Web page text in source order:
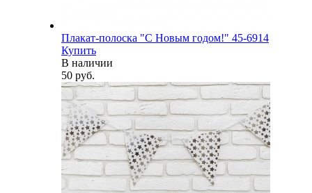
Плакат-полоска "С Новым годом!" 45-6914
Купить
В наличии
50 руб.